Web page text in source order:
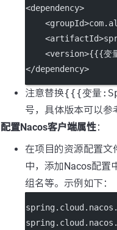
<dependency>
    <
groupId
    <
artifactId
    <
version>{{{变
</dependency>
注意替换{{{变量
号，具体版本可以参
配置Nacos客户端属性：
在项目的资源配置文
中，添加Nacos配置
组名等。示例如下：